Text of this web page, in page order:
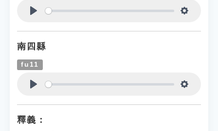
南四縣
fu11
釋義：